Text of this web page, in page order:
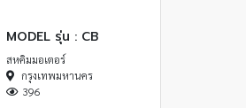
MODEL รุ่น : CB
สหคิมมอเตอร์
กรุงเทพมหานคร
396